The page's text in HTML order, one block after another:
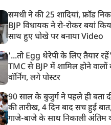
समधी ने की 25 शादियां, फ्रॉड
BJP विधायक ने रो-रोकर बयां
साथ हुए धोखे पर बनाया Video
'...तो Egg थेरेपी के लिए तैयार
TMC से BJP में शामिल होने वालों
वॉर्निंग, लगे पोस्टर
90 साल के बुजुर्ग ने पहले ही बता
की तारीख, 4 दिन बाद सच हुई
गाजे-बाजे के साथ निकाली अंतिम